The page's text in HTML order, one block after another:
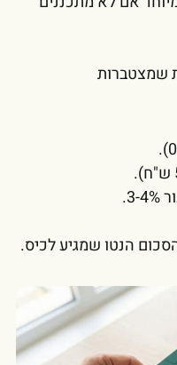
שמצטברות
הנטו שמגיע לכיס.